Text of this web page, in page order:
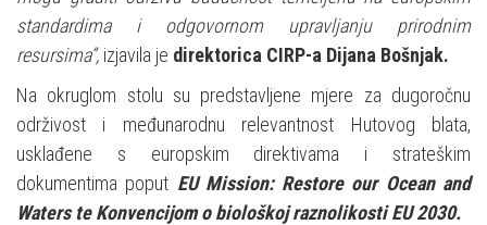
standardima i odgovornom upravljanju prirodnim
resursima”, izjavila je direktorica CIRP-a Dijana Bošnjak.
Na okruglom stolu su predstavljene mjere za dugoročnu
održivost i međunarodnu relevantnost Hutovog blata,
usklađene s europskim direktivama i strateškim
dokumentima poput EU Mission: Restore our Ocean and
Waters te Konvencijom o biološkoj raznolikosti EU 2030.